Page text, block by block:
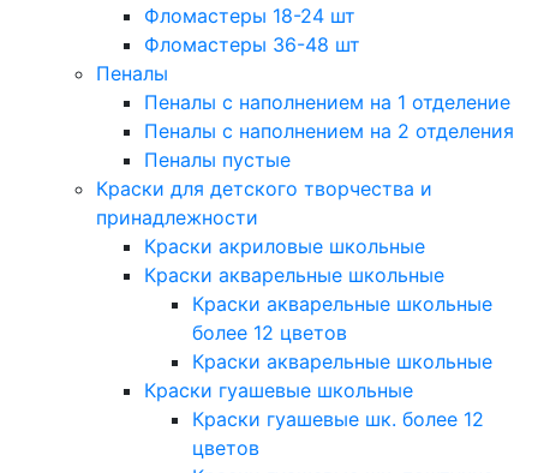
Фломастеры 18-24 шт
Фломастеры 36-48 шт
Пеналы
Пеналы с наполнением на 1 отделение
Пеналы с наполнением на 2 отделения
Пеналы пустые
Краски для детского творчества и
принадлежности
Краски акриловые школьные
Краски акварельные школьные
Краски акварельные школьные
более 12 цветов
Краски акварельные школьные
Краски гуашевые школьные
Краски гуашевые шк. более 12
цветов